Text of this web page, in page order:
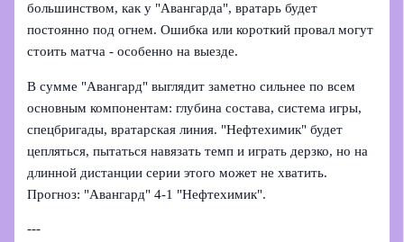
большинством, как у "Авангарда", вратарь будет
постоянно под огнем. Ошибка или короткий провал могут
стоить матча - особенно на выезде.
В сумме "Авангард" выглядит заметно сильнее по всем
основным компонентам: глубина состава, система игры,
спецбригады, вратарская линия. "Нефтехимик" будет
цепляться, пытаться навязать темп и играть дерзко, но на
длинной дистанции серии этого может не хватить.
Прогноз: "Авангард" 4-1 "Нефтехимик".
---